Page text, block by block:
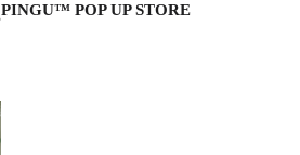
PINGU™ POP UP STORE